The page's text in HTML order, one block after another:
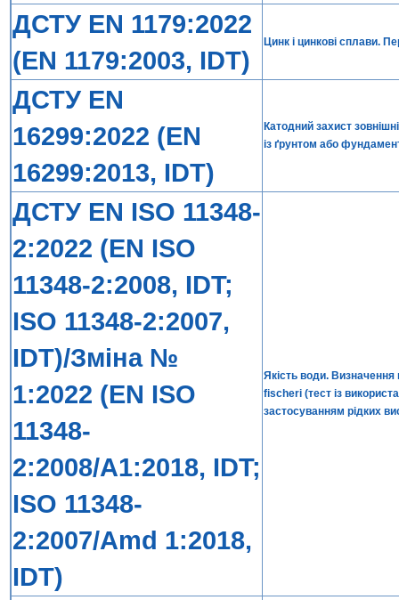
ДСТУ EN 1179:2022
(EN 1179:2003, IDT)
Цинк і цинкові сплави.
ДСТУ EN
16299:2022 (EN
16299:2013, IDT)
Катодний захист
із ґрунтом або
ДСТУ EN ISO 11348-
2:2022 (EN ISO
11348-2:2008, IDT;
ISO 11348-2:2007,
IDT)/Зміна №
1:2022 (EN ISO
11348-
2:2008/A1:2018, IDT;
ISO 11348-
2:2007/Amd 1:2018,
IDT)
Якість води. Визначення
fischeri (тест із
застосуванням рідких